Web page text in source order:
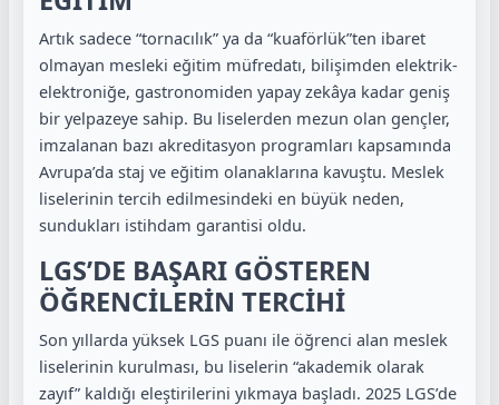
Artık sadece “tornacılık” ya da “kuaförlük”ten ibaret
olmayan mesleki eğitim müfredatı, bilişimden elektrik-
elektroniğe, gastronomiden yapay zekâya kadar geniş
bir yelpazeye sahip. Bu liselerden mezun olan gençler,
imzalanan bazı akreditasyon programları kapsamında
Avrupa’da staj ve eğitim olanaklarına kavuştu. Meslek
liselerinin tercih edilmesindeki en büyük neden,
sundukları istihdam garantisi oldu.
LGS’DE BAŞARI GÖSTEREN
ÖĞRENCİLERİN TERCİHİ
Son yıllarda yüksek LGS puanı ile öğrenci alan meslek
liselerinin kurulması, bu liselerin “akademik olarak
zayıf” kaldığı eleştirilerini yıkmaya başladı. 2025 LGS’de